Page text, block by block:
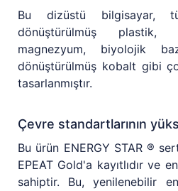
Bu dizüstü bilgisayar,
dönüştürülmüş plastik,
magnezyum, biyolojik
dönüştürülmüş kobalt gibi
tasarlanmıştır.
Çevre standartlarının
Bu ürün ENERGY STAR ®
EPEAT Gold'a kayıtlıdır ve
sahiptir. Bu, yenilenebilir